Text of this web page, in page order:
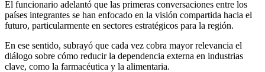
El funcionario adelantó que las primeras conversaciones entre los
países integrantes se han enfocado en la visión compartida hacia el
futuro, particularmente en sectores estratégicos para la región.
En ese sentido, subrayó que cada vez cobra mayor relevancia el
diálogo sobre cómo reducir la dependencia externa en industrias
clave, como la farmacéutica y la alimentaria.